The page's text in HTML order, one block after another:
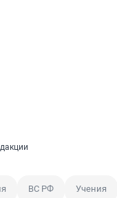
ВС РФ Учения